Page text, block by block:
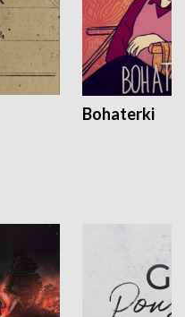
Bohaterki